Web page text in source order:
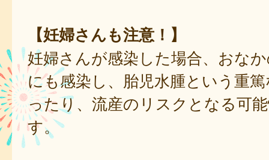
【妊婦さんも注意！】
妊婦さんが感染した場合、おな
にも感染し、胎児水腫という重
ったり、流産のリスクとなる可
す。